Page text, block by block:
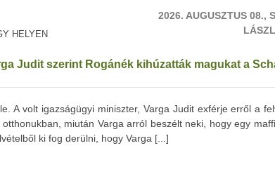
HELYEN
2026. AUGUSZTUS 08.,
Judit szerint Rogánék kihúzatták magukat a
A volt igazságügyi miniszter, Varga Judit exférje erről a
miután Varga arról beszélt neki, hogy egy
ki fog derülni, hogy Varga [...]